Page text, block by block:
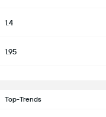
1.4
1.95
Top-Trends